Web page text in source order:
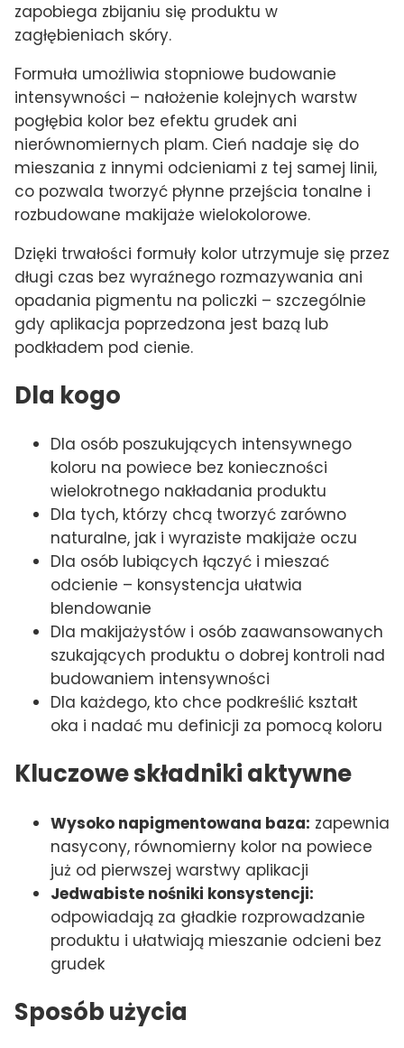
zapobiega zbijaniu się produktu w
zagłębieniach skóry.
Formuła umożliwia stopniowe budowanie
intensywności – nałożenie kolejnych warstw
pogłębia kolor bez efektu grudek ani
nierównomiernych plam. Cień nadaje się do
mieszania z innymi odcieniami z tej samej linii,
co pozwala tworzyć płynne przejścia tonalne i
rozbudowane makijaże wielokolorowe.
Dzięki trwałości formuły kolor utrzymuje się przez
długi czas bez wyraźnego rozmazywania ani
opadania pigmentu na policzki – szczególnie
gdy aplikacja poprzedzona jest bazą lub
podkładem pod cienie.
Dla kogo
Dla osób poszukujących intensywnego
koloru na powiece bez konieczności
wielokrotnego nakładania produktu
Dla tych, którzy chcą tworzyć zarówno
naturalne, jak i wyraziste makijaże oczu
Dla osób lubiących łączyć i mieszać
odcienie – konsystencja ułatwia
blendowanie
Dla makijażystów i osób zaawansowanych
szukających produktu o dobrej kontroli nad
budowaniem intensywności
Dla każdego, kto chce podkreślić kształt
oka i nadać mu definicji za pomocą koloru
Kluczowe składniki aktywne
Wysoko napigmentowana baza: zapewnia
nasycony, równomierny kolor na powiece
już od pierwszej warstwy aplikacji
Jedwabiste nośniki konsystencji:
odpowiadają za gładkie rozprowadzanie
produktu i ułatwiają mieszanie odcieni bez
grudek
Sposób użycia